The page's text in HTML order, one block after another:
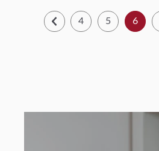
4 5 6